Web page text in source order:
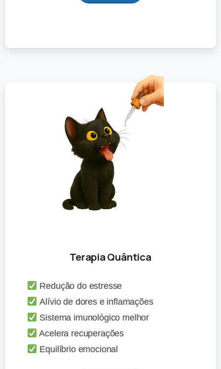
Terapia Quântica
Redução do estresse
Alívio de dores e inflamações
Sistema imunológico melhor
Acelera recuperações
Equilíbrio emocional